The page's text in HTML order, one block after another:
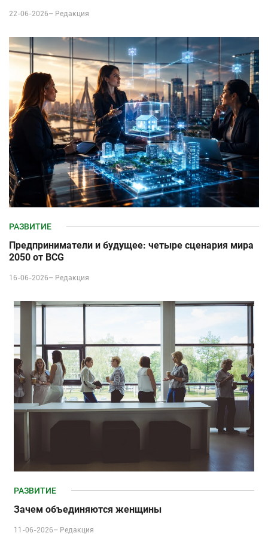
22-06-2026– Редакция
РАЗВИТИЕ
Предприниматели и будущее: четыре сценария мира
2050 от BCG
16-06-2026– Редакция
РАЗВИТИЕ
Зачем объединяются женщины
11-06-2026– Редакция